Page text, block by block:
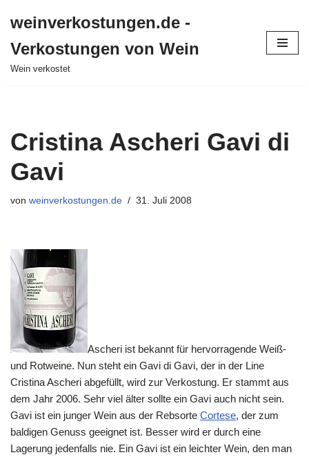
Inhalt
springen
weinverkostungen.de -
Verkostungen von Wein
Wein verkostet
Cristina Ascheri Gavi di
Gavi
von weinverkostungen.de 31. Juli 2008
Ascheri ist bekannt für hervorragende Weiß-
und Rotweine. Nun steht ein Gavi di Gavi, der in der Line
Cristina Ascheri abgefüllt, wird zur Verkostung. Er stammt aus
dem Jahr 2006. Sehr viel älter sollte ein Gavi auch nicht sein.
Gavi ist ein junger Wein aus der Rebsorte Cortese, der zum
baldigen Genuss geeignet ist. Besser wird er durch eine
Lagerung jedenfalls nie. Ein Gavi ist ein leichter Wein, den man